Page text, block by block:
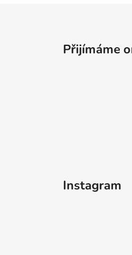
Přijímáme
Instagram